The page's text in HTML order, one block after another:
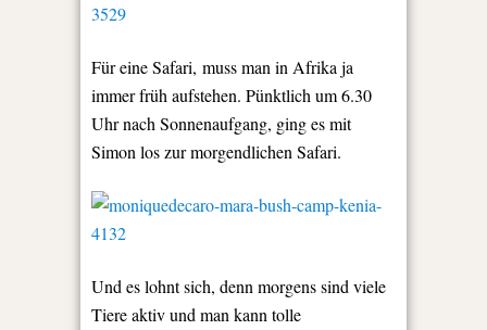
Für eine Safari, muss man in Afrika ja
immer früh aufstehen. Pünktlich um 6.30
Uhr nach Sonnenaufgang, ging es mit
Simon los zur morgendlichen Safari.
Und es lohnt sich, denn morgens sind viele
Tiere aktiv und man kann tolle